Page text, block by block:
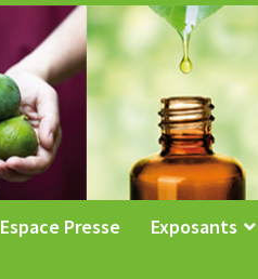
Espace Presse Exposants